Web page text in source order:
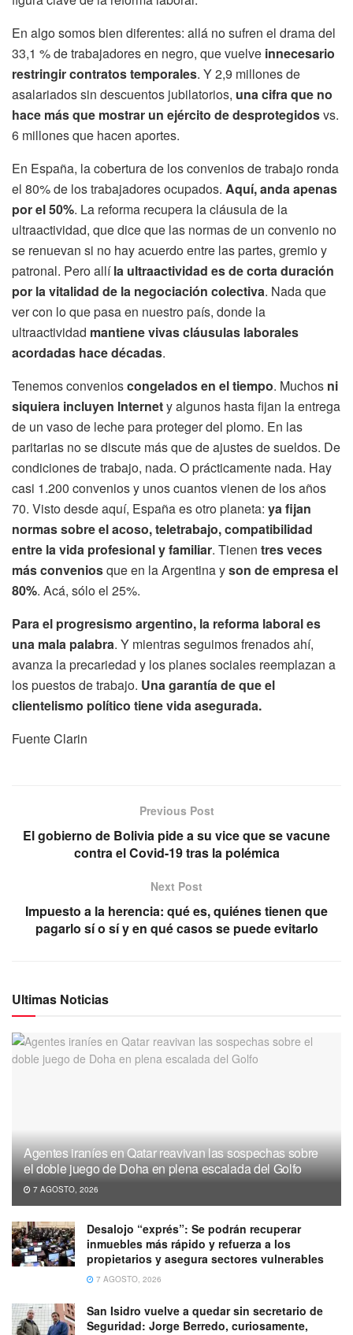
En algo somos bien diferentes: allá no sufren el drama del
33,1 % de trabajadores en negro, que vuelve innecesario
restringir contratos temporales. Y 2,9 millones de
asalariados sin descuentos jubilatorios, una cifra que no
hace más que mostrar un ejército de desprotegidosvs.
6 millones que hacen aportes.
En España, la cobertura de los convenios de trabajo ronda
el 80% de los trabajadores ocupados. Aquí, anda apenas
por el 50%. La reforma recupera la cláusula de la
ultraactividad, que dice que las normas de un convenio no
se renuevan si no hay acuerdo entre las partes, gremio y
patronal. Pero allíla ultraactividad es de corta duración
por la vitalidad de la negociación colectiva. Nada que
ver con lo que pasa en nuestro país, donde la
ultraactividad mantiene vivas cláusulas laborales
acordadas hace décadas.
Tenemos convenioscongelados en el tiempo. Muchos ni
siquiera incluyen lnternety algunos hasta fijan la entrega
de un vaso de leche para proteger del plomo. En las
paritarias no se discute más que de ajustes de sueldos. De
condiciones de trabajo, nada. O prácticamente nada. Hay
casi 1.200 convenios y unos cuantos vienen de los años
70. Visto desde aquí, España es otro planeta: ya fijan
normas sobre el acoso, teletrabajo, compatibilidad
entre la vida profesional y familiar. Tienen tres veces
más conveniosque en la Argentina yson de empresa el
80%. Acá, sólo el 25%.
Para el progresismo argentino, la reforma laboral es
una mala palabra. Y mientras seguimos frenados ahí,
avanza la precariedad y los planes sociales reemplazan a
los puestos de trabajo. Una garantía de que el
clientelismo político tiene vida asegurada.
Fuente Clarin
Previous Post
El gobierno de Bolivia pide a su vice que se vacune
contra el Covid-19 tras la polémica
Next Post
Impuesto a la herencia: qué es, quiénes tienen que
pagarlo sí o sí y en qué casos se puede evitarlo
Ultimas Noticias
Agentes iraníes en Qatar reavivan las sospechas sobre
el doble juego de Doha en plena escalada del Golfo
7 AGOSTO, 2026
Desalojo “exprés”: Se podrán recuperar
inmuebles más rápido y refuerza a los
propietarios y asegura sectores vulnerables
7 AGOSTO, 2026
San Isidro vuelve a quedar sin secretario de
Seguridad: Jorge Berredo, curiosamente,